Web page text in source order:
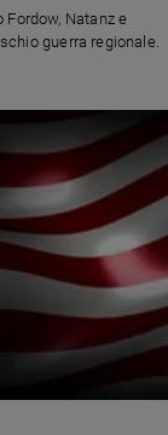
Natanz e
guerra regionale.